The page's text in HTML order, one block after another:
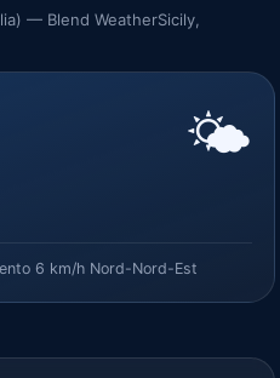
— Blend WeatherSicily,
🌤️
6 km/h Nord-Nord-Est